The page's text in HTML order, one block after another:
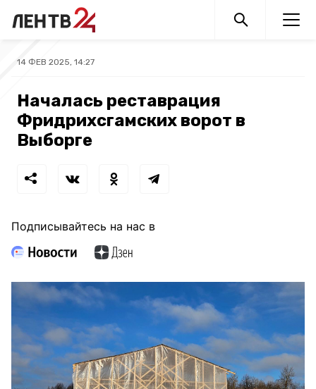
14 ФЕВ 2025, 14:27
Началась реставрация
Фридрихсгамских ворот в
Выборге
Подписывайтесь на нас в